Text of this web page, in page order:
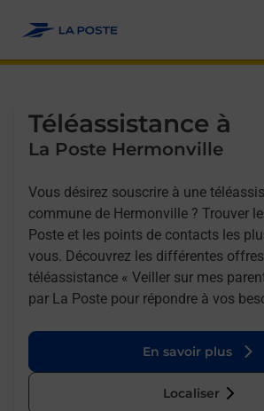
Téléassistance à
La Poste Hermonville
Vous désirez souscrire à une
commune de Hermonville ? Trouver
Poste et les points de contacts les
vous. Découvrez les différentes
téléassistance « Veiller sur mes
par La Poste pour répondre à vos
En savoir plus
Localiser